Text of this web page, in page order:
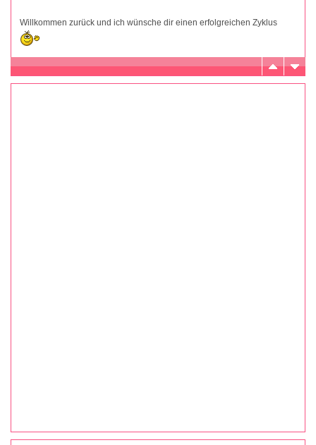
Willkommen zurück und ich wünsche dir einen erfolgreichen Zyklus